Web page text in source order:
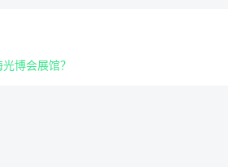
博会展馆？